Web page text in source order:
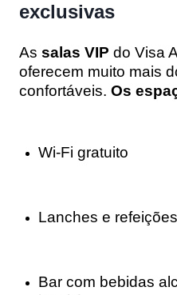
exclusivas
As salas VIP do Visa
oferecem muito mais
confortáveis. Os
Wi-Fi gratuito
Lanches e
Bar com bebidas